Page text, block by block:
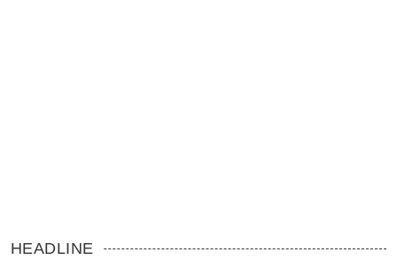
HEADLINE